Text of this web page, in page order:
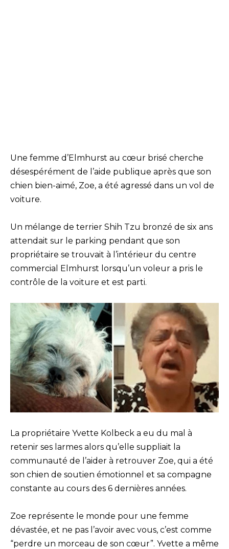
Une femme d’Elmhurst au cœur brisé cherche
désespérément de l’aide publique après que son
chien bien-aimé, Zoe, a été agressé dans un vol de
voiture.
Un mélange de terrier Shih Tzu bronzé de six ans
attendait sur le parking pendant que son
propriétaire se trouvait à l’intérieur du centre
commercial Elmhurst lorsqu’un voleur a pris le
contrôle de la voiture et est parti.
La propriétaire Yvette Kolbeck a eu du mal à
retenir ses larmes alors qu’elle suppliait la
communauté de l’aider à retrouver Zoe, qui a été
son chien de soutien émotionnel et sa compagne
constante au cours des 6 dernières années.
Zoe représente le monde pour une femme
dévastée, et ne pas l’avoir avec vous, c’est comme
“perdre un morceau de son cœur”. Yvette a même